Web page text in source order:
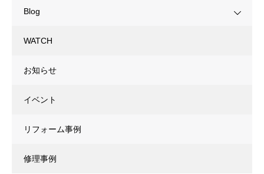
Blog
WATCH
お知らせ
イベント
リフォーム事例
修理事例